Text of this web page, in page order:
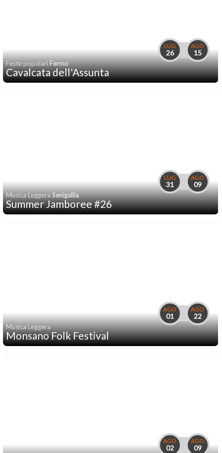
LUG
26
AGO
15
Feste popolariFermo
Cavalcata dell'Assunta
LUG
31
AGO
09
Musica LeggeraSenigallia
Summer Jamboree #26
AGO
01
AGO
22
Musica Leggera
Monsano Folk Festival
AGO
02
AGO
09